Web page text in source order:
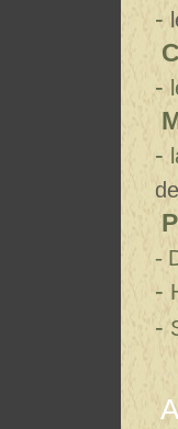
-
-
-
-
-
-
A